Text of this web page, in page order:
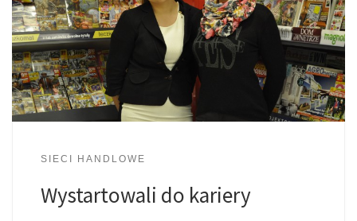
SIECI HANDLOWE
Wystartowali do kariery